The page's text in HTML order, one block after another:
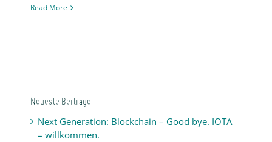
Generation:
Read More
Neueste Beiträge
Next Generation: Blockchain – Good bye. IOTA
– willkommen.